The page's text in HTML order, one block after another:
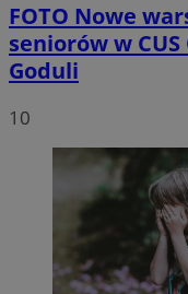
FOTO Nowe
seniorów w
Goduli
10